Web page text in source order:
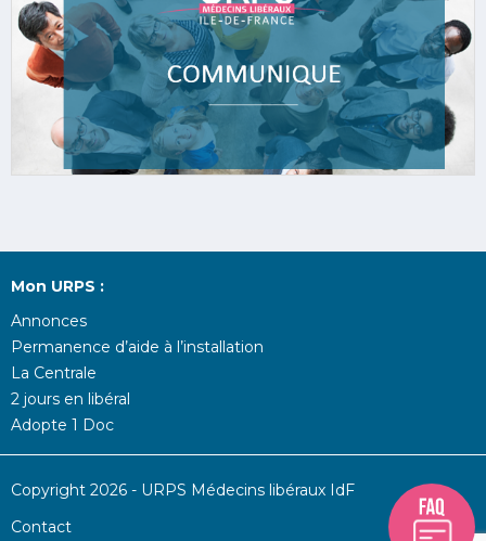
Mon URPS :
Annonces
Permanence d’aide à l’installation
La Centrale
2 jours en libéral
Adopte 1 Doc
Copyright 2026 - URPS Médecins libéraux IdF
Contact